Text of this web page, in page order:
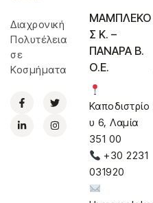
Διαχρονική
Πολυτέλεια
σε
Κοσμήματα
ΜΑΜΠΛΕΚΟ
Σ Κ. –
ΠΑΝΑΡΑ Β.
Ο.Ε.
Καποδιστρίο
υ 6, Λαμία
351 00
+30 2231
031920